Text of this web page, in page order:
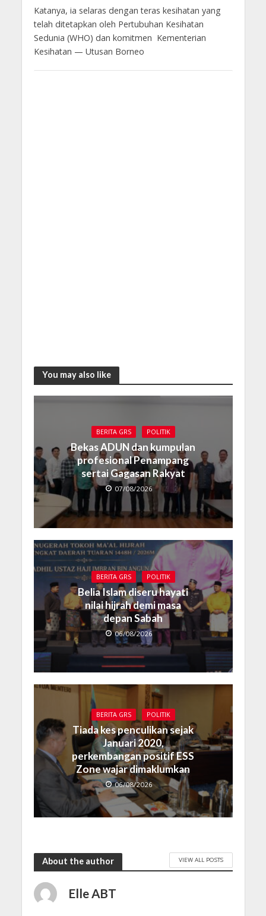
Katanya, ia selaras dengan teras kesihatan yang
telah ditetapkan oleh Pertubuhan Kesihatan
Sedunia (WHO) dan komitmen Kementerian
Kesihatan — Utusan Borneo
You may also like
BERITA GRS POLITIK
Bekas ADUN dan kumpulan
profesional Penampang
sertai Gagasan Rakyat
07/08/2026
BERITA GRS POLITIK
Belia Islam diseru hayati
nilai hijrah demi masa
depan Sabah
06/08/2026
BERITA GRS POLITIK
Tiada kes penculikan sejak
Januari 2020,
perkembangan positif ESS
Zone wajar dimaklumkan
06/08/2026
About the author VIEW ALL POSTS
Elle ABT